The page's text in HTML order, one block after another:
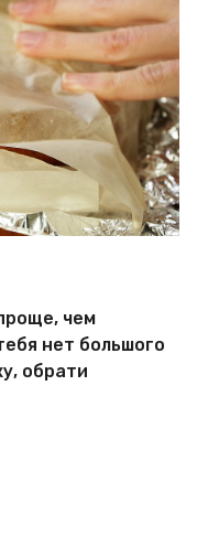
чем
нет большого
обрати